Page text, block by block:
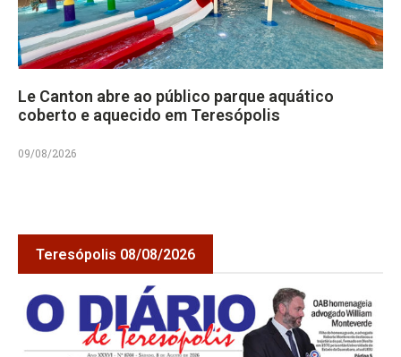
Le Canton abre ao público parque aquático
coberto e aquecido em Teresópolis
09/08/2026
Teresópolis 08/08/2026